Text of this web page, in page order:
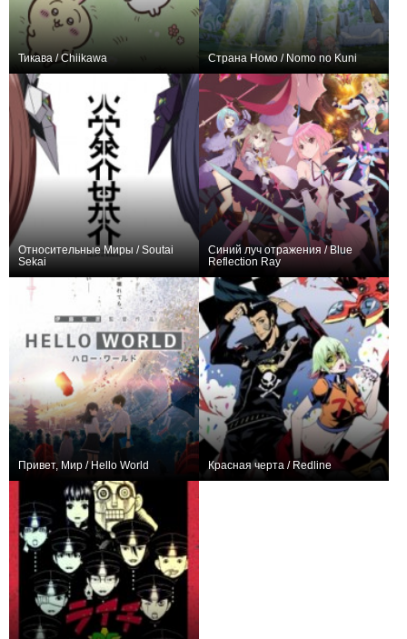
Тикава / Chiikawa Страна Номо / Nomo no Kuni
Относительные Миры / Soutai
Sekai
Синий луч отражения / Blue
Reflection Ray
Привет, Мир / Hello World Красная черта / Redline